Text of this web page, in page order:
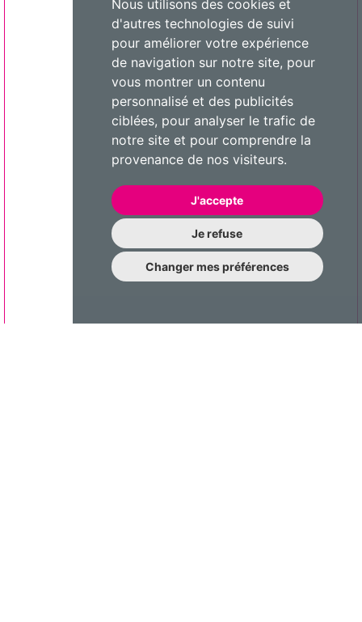
Nous utilisons des cookies et
d'autres technologies de suivi
pour améliorer votre expérience
de navigation sur notre site, pour
vous montrer un contenu
personnalisé et des publicités
ciblées, pour analyser le trafic de
notre site et pour comprendre la
provenance de nos visiteurs.
J'accepte
Je refuse
Changer mes préférences